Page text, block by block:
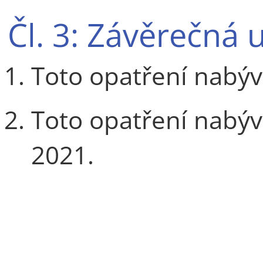
Čl. 3: Závěrečná
Toto opatření
Toto opatření
2021.